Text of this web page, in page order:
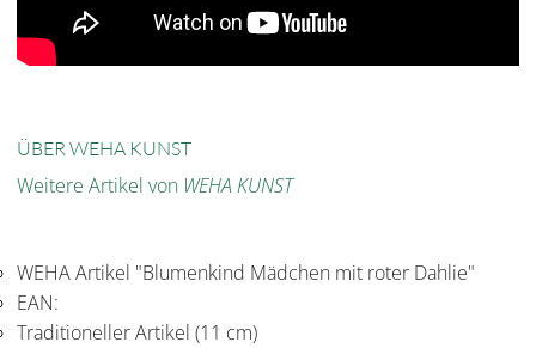
ÜBER WEHA KUNST
Weitere Artikel von WEHA KUNST
WEHA Artikel "Blumenkind Mädchen mit roter Dahlie"
EAN:
Traditioneller Artikel (11 cm)